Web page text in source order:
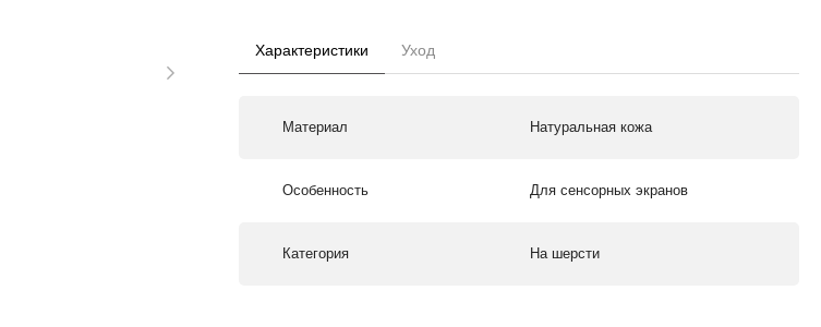
Характеристики Уход
Материал Натуральная кожа
Особенность Для сенсорных экранов
Категория На шерсти